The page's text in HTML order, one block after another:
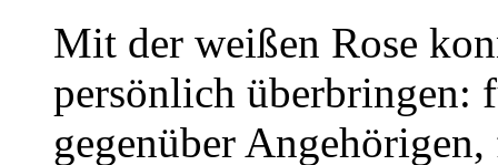
Mit der weißen Rose
persönlich überbringen:
gegenüber